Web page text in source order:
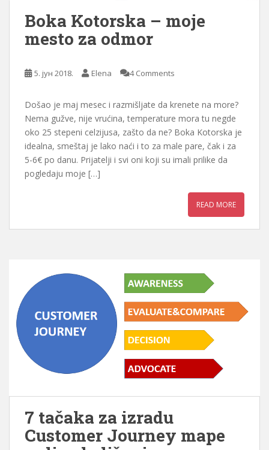
Boka Kotorska – moje
mesto za odmor
5. јун 2018. Elena 4 Comments
Došao je maj mesec i razmišljate da krenete na more?
Nema gužve, nije vrućina, temperature mora tu negde
oko 25 stepeni celzijusa, zašto da ne? Boka Kotorska je
idealna, smeštaj je lako naći i to za male pare, čak i za
5-6€ po danu. Prijatelji i svi oni koji su imali prilike da
pogledaju moje […]
READ MORE
7 tačaka za izradu
Customer Journey mape